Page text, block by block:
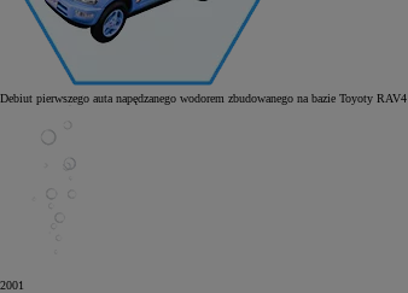
Od81 900 zł
Yaris Cross
HYBRID
Debiut pierwszego auta napędzanego wodorem zbudowanego na bazie Toyoty RAV4
2001